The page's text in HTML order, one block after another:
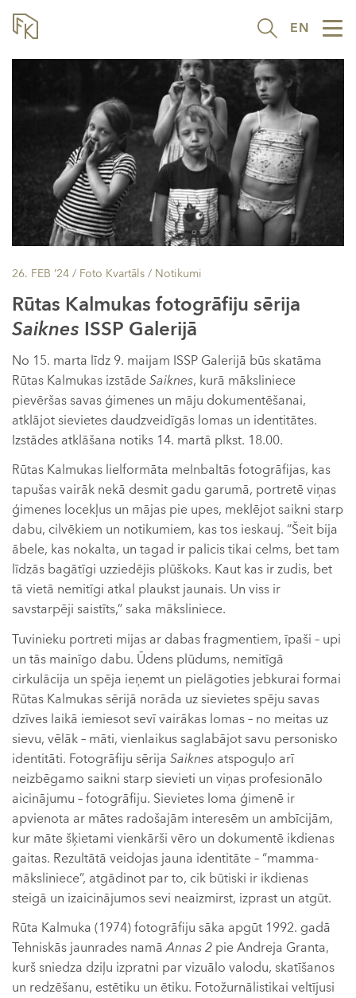
EN
26. FEB ’24 / Foto Kvartāls / Notikumi
Rūtas Kalmukas fotogrāfiju sērija
Saiknes ISSP Galerijā
No 15. marta līdz 9. maijam ISSP Galerijā būs skatāma
Rūtas Kalmukas izstādeSaiknes, kurā māksliniece
pievēršas savas ģimenes un māju dokumentēšanai,
atklājot sievietes daudzveidīgās lomas un identitātes.
Izstādes atklāšana notiks 14. martā plkst. 18.00.
Rūtas Kalmukas lielformāta melnbaltās fotogrāfijas, kas
tapušas vairāk nekā desmit gadu garumā, portretē viņas
ģimenes locekļus un mājas pie upes, meklējot saikni starp
dabu, cilvēkiem un notikumiem, kas tos ieskauj. “Šeit bija
ābele, kas nokalta, un tagad ir palicis tikai celms, bet tam
līdzās bagātīgi uzziedējis plūškoks. Kaut kas ir zudis, bet
tā vietā nemitīgi atkal plaukst jaunais. Un viss ir
savstarpēji saistīts,” saka māksliniece.
Tuvinieku portreti mijas ar dabas fragmentiem, īpaši – upi
un tās mainīgo dabu. Ūdens plūdums, nemitīgā
cirkulācija un spēja ieņemt un pielāgoties jebkurai formai
Rūtas Kalmukas sērijā norāda uz sievietes spēju savas
dzīves laikā iemiesot sevī vairākas lomas – no meitas uz
sievu, vēlāk – māti, vienlaikus saglabājot savu personisko
identitāti. Fotogrāfiju sērija Saiknes atspoguļo arī
neizbēgamo saikni starp sievieti un viņas profesionālo
aicinājumu – fotogrāfiju. Sievietes loma ģimenē ir
apvienota ar mātes radošajām interesēm un ambīcijām,
kur māte šķietami vienkārši vēro un dokumentē ikdienas
gaitas. Rezultātā veidojas jauna identitāte – “mamma-
māksliniece”, atgādinot par to, cik būtiski ir ikdienas
steigā un izaicinājumos sevi neaizmirst, izprast un atgūt.
Rūta Kalmuka (1974) fotogrāfiju sāka apgūt 1992. gadā
Tehniskās jaunrades namāAnnas 2 pie Andreja Granta,
kurš sniedza dziļu izpratni par vizuālo valodu, skatīšanos
un redzēšanu, estētiku un ētiku. Fotožurnālistikai veltījusi